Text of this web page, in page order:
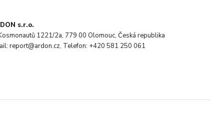
s.r.o.
1221/2a, 779 00 Olomouc, Česká republika
report@ardon.cz, Telefon: +420 581 250 061